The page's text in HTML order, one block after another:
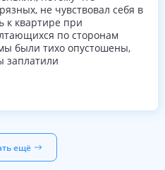
не чувствовал себя в
к квартире при
по сторонам
были тихо опустошены,
заплатили
ещё